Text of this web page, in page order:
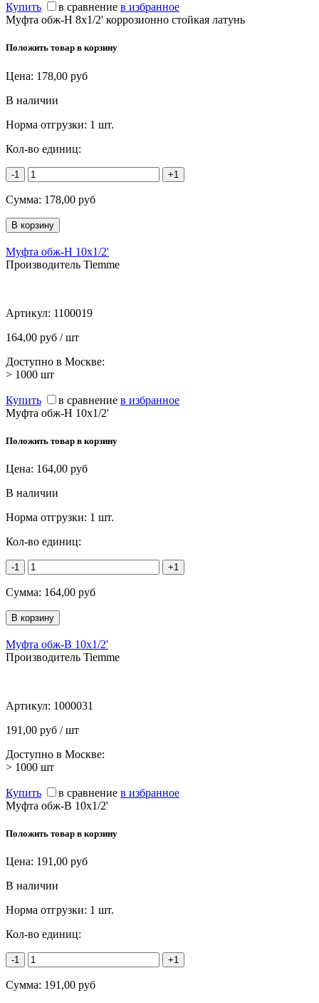
Купить в сравнение в избранное
Муфта обж-Н 8х1/2' коррозионно стойкая латунь
Положить товар в корзину
Цена: 178,00 руб
В наличии
Норма отгрузки: 1 шт.
Кол-во единиц:
-1 +1
Сумма: 178,00 руб
Муфта обж-Н 10х1/2'
Производитель Tiemme
Артикул: 1100019
164,00 руб / шт
Доступно в Москве:
> 1000 шт
Купить в сравнение в избранное
Муфта обж-Н 10х1/2'
Положить товар в корзину
Цена: 164,00 руб
В наличии
Норма отгрузки: 1 шт.
Кол-во единиц:
-1 +1
Сумма: 164,00 руб
Муфта обж-В 10х1/2'
Производитель Tiemme
Артикул: 1000031
191,00 руб / шт
Доступно в Москве:
> 1000 шт
Купить в сравнение в избранное
Муфта обж-В 10х1/2'
Положить товар в корзину
Цена: 191,00 руб
В наличии
Норма отгрузки: 1 шт.
Кол-во единиц:
-1 +1
Сумма: 191,00 руб